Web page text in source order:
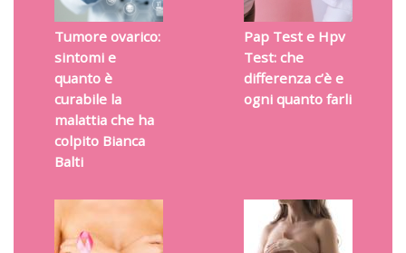
Tumore ovarico:
sintomi e
quanto è
curabile la
malattia che ha
colpito Bianca
Balti
Pap Test e Hpv
Test: che
differenza c’è e
ogni quanto farli